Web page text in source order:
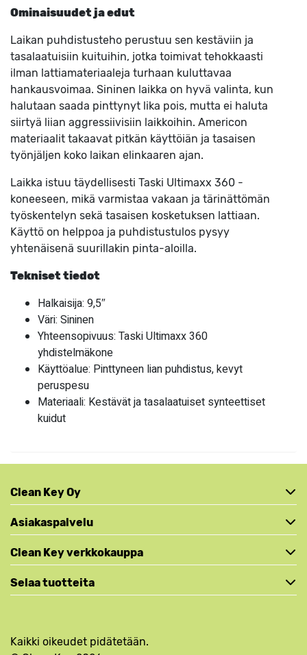
Ominaisuudet ja edut
Laikan puhdistusteho perustuu sen kestäviin ja
tasalaatuisiin kuituihin, jotka toimivat tehokkaasti
ilman lattiamateriaaleja turhaan kuluttavaa
hankausvoimaa. Sininen laikka on hyvä valinta, kun
halutaan saada pinttynyt lika pois, mutta ei haluta
siirtyä liian aggressiivisiin laikkoihin. Americon
materiaalit takaavat pitkän käyttöiän ja tasaisen
työnjäljen koko laikan elinkaaren ajan.
Laikka istuu täydellisesti Taski Ultimaxx 360 -
koneeseen, mikä varmistaa vakaan ja tärinättömän
työskentelyn sekä tasaisen kosketuksen lattiaan.
Käyttö on helppoa ja puhdistustulos pysyy
yhtenäisenä suurillakin pinta-aloilla.
Tekniset tiedot
Halkaisija: 9,5″
Väri: Sininen
Yhteensopivuus: Taski Ultimaxx 360
yhdistelmäkone
Käyttöalue: Pinttyneen lian puhdistus, kevyt
peruspesu
Materiaali: Kestävät ja tasalaatuiset synteettiset
kuidut
Clean Key Oy
Asiakaspalvelu
Clean Key verkkokauppa
Selaa tuotteita
Kaikki oikeudet pidätetään.